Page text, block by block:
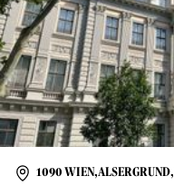
1090 WIEN,ALSERGRUND,